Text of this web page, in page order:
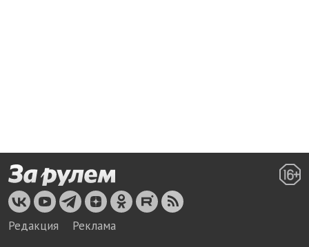
Редакция
Реклама